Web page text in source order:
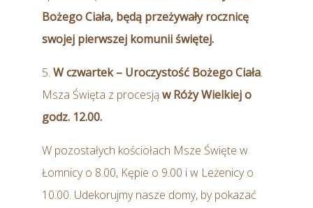
Bożego Ciała, będą przeżywały rocznicę
swojej pierwszej komunii świętej.
5. W czwartek – Uroczystość Bożego Ciała.
Msza Święta z procesjąw Róży Wielkiej o
godz. 12.00.
W pozostałych kościołach Msze Święte w
Łomnicy o 8.00, Kępie o 9.00 i w Leżenicy o
10.00. Udekorujmy nasze domy, by pokazać